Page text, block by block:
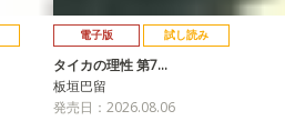
電子版 試し読み
タイカの理性 第7…
板垣巴留
発売日：2026.08.06